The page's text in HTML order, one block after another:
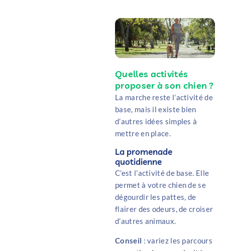
Quelles activités
proposer à son chien ?
La marche reste l’activité de
base, mais il existe bien
d’autres idées simples à
mettre en place.
La promenade
quotidienne
C’est l’activité de base. Elle
permet à votre chien de se
dégourdir les pattes, de
flairer des odeurs, de croiser
d’autres animaux.
Conseil : variez les parcours